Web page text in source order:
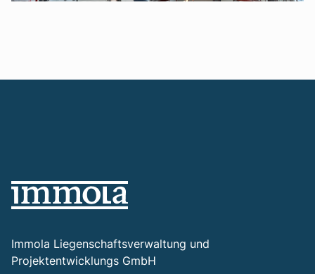
Immola Liegenschaftsverwaltung und
Projektentwicklungs GmbH